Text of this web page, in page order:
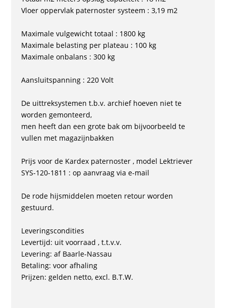
Vloer oppervlak paternoster systeem : 3,19 m2
Maximale vulgewicht totaal : 1800 kg
Maximale belasting per plateau : 100 kg
Maximale onbalans : 300 kg
Aansluitspanning : 220 Volt
De uittreksystemen t.b.v. archief hoeven niet te
worden gemonteerd,
men heeft dan een grote bak om bijvoorbeeld te
vullen met magazijnbakken
Prijs voor de Kardex paternoster , model Lektriever
SYS-120-1811 : op aanvraag via e-mail
De rode hijsmiddelen moeten retour worden
gestuurd.
Leveringscondities
Levertijd: uit voorraad , t.t.v.v.
Levering: af Baarle-Nassau
Betaling: voor afhaling
Prijzen: gelden netto, excl. B.T.W.